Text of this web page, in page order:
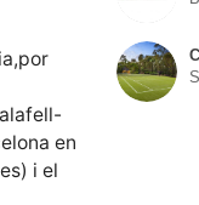
en
i el